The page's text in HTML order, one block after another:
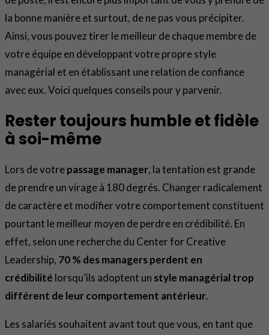
la bonne manière et surtout, de ne pas vous précipiter.
Ainsi, vous pouvez tirer le meilleur de chaque membre de
votre équipe en développant votre propre style
managérial et en établissant une relation de confiance
avec eux. Voici quelques conseils pour y parvenir.
Rester toujours humble et fidèle
à soi-même
Lors de votrepassage manager, la tentation est grande
de prendre un virage à 180 degrés. Changer radicalement
de caractère et modifier votre comportement constituent
pourtant le meilleur moyen de perdre en crédibilité. En
effet, selon une recherche du Center for Creative
Leadership, 70 % des managers perdent en
crédibilité lorsqu’ils adoptent un style managérial trop
différent de leur comportement antérieur.
Les salariés souhaitent avant tout que vous, en tant que